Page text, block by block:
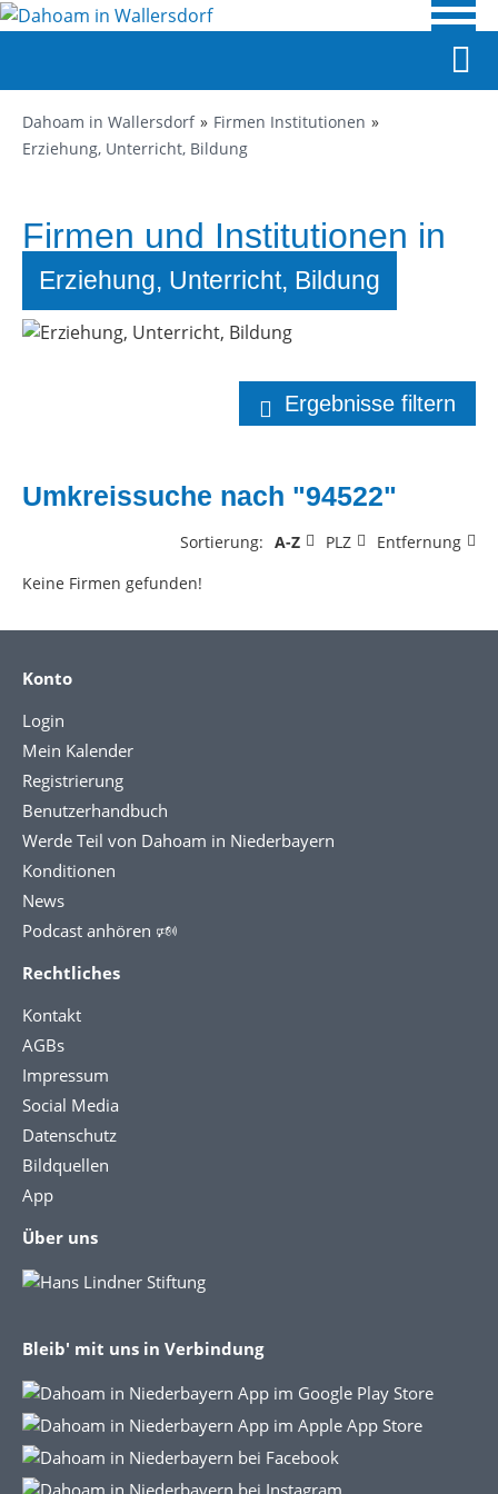
Dahoam in Wallersdorf
Firmen Institutionen
Erziehung, Unterricht, Bildung
Firmen und Institutionen in
Wallersdorf
Erziehung, Unterricht, Bildung
Ergebnisse filtern
Umkreissuche nach "94522"
Sortierung: A-Z PLZ
Entfernung
Keine Firmen gefunden!
Konto
Login
Mein Kalender
Registrierung
Benutzerhandbuch
Werde Teil von Dahoam in Niederbayern
Konditionen
News
Podcast anhören 🕬
Rechtliches
Kontakt
AGBs
Impressum
Social Media
Datenschutz
Bildquellen
App
Über uns
Bleib' mit uns in Verbindung